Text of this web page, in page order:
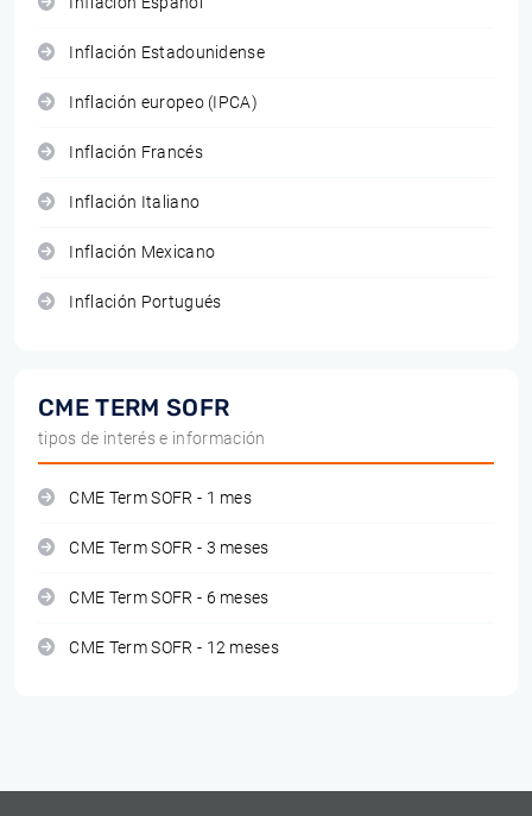
Inflación Estadounidense
Inflación europeo (IPCA)
Inflación Francés
Inflación Italiano
Inflación Mexicano
Inflación Portugués
CME TERM SOFR
tipos de interés e información
CME Term SOFR - 1 mes
CME Term SOFR - 3 meses
CME Term SOFR - 6 meses
CME Term SOFR - 12 meses